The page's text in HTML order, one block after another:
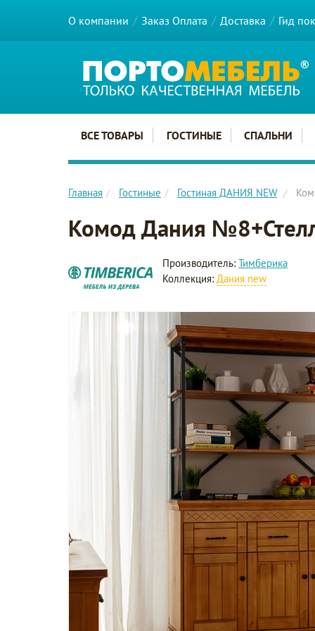
О компании Заказ Оплата Доставка Гид
Главное меню сайта
ВСЕ ТОВАРЫ ГОСТИНЫЕ СПАЛЬНИ
Главная Гостиные Гостиная ДАНИЯ NEW
Комод Дания
Производитель: Тимберика
Коллекция: Дания new